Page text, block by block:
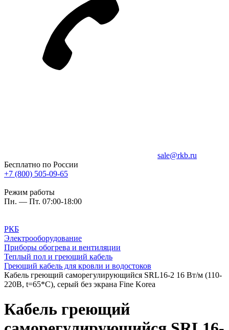
sale@rkb.ru
Бесплатно по России
+7 (800) 505-09-65
Режим работы
Пн. — Пт. 07:00-18:00
РКБ
Электрооборудование
Приборы обогрева и вентиляции
Теплый пол и греющий кабель
Греющий кабель для кровли и водостоков
Кабель греющий саморегулирующийся SRL16-2 16 Вт/м (110-
220В, t=65*C), серый без экрана Fine Korea
Кабель греющий